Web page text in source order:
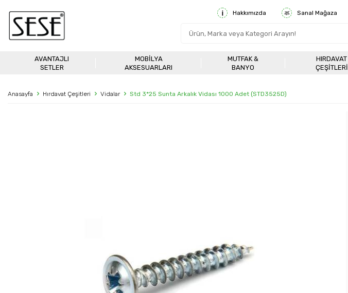
Hakkımızda Sanal Mağaza
AVANTAJLI
SETLER
MOBILYA
AKSESUARLARI
MUTFAK &
BANYO
HIRDAVAT
ÇEŞITLERI
Anasayfa Hırdavat Çeşitleri Vidalar Std 3*25 Sunta Arkalık Vidası 1000 Adet (STD3525D)